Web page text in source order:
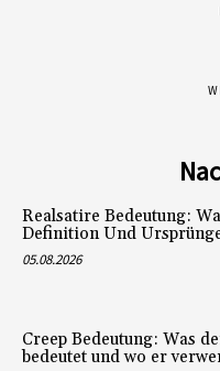
Realsatire Bedeutung:
Definition Und
05.08.2026
Creep Bedeutung: Was
bedeutet und wo er